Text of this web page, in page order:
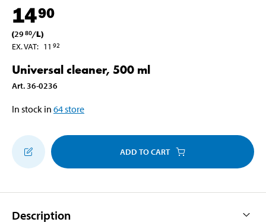
1490
(29 80/L)
EX. VAT: 11 92
Universal cleaner, 500 ml
Art. 36-0236
In stock in 64store
ADD TO CART
Description